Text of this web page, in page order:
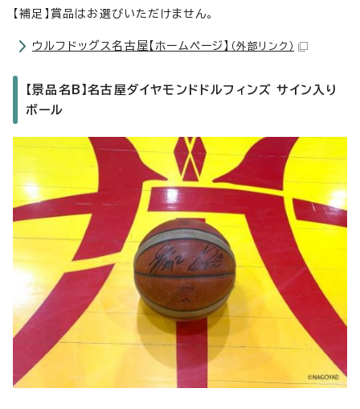
【補足】賞品はお選びいただけません。
ウルフドッグス名古屋【ホームページ】 （外部リンク）
【景品名B】名古屋ダイヤモンドドルフィンズ サイン入り
ボール